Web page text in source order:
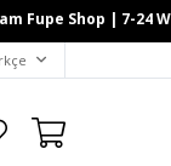
Shop | 7-24